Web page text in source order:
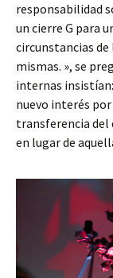
responsabilidad
un cierre G para
circunstancias
mismas. », se
internas
nuevo interés
transferencia del
en lugar de